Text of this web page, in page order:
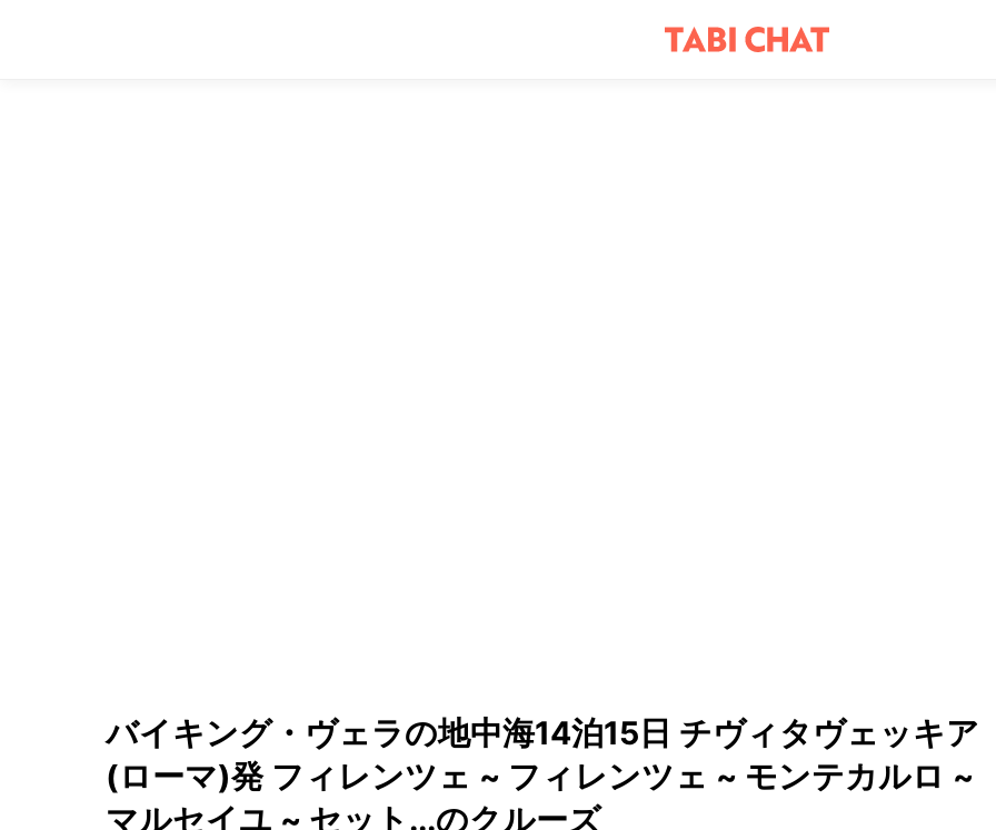
バイキング・ヴェラの地中海14泊15日 チヴィタヴェッキア
(ローマ)発 フィレンツェ ~ フィレンツェ ~ モンテカルロ ~
マルセイユ ~ セット...のクルーズ